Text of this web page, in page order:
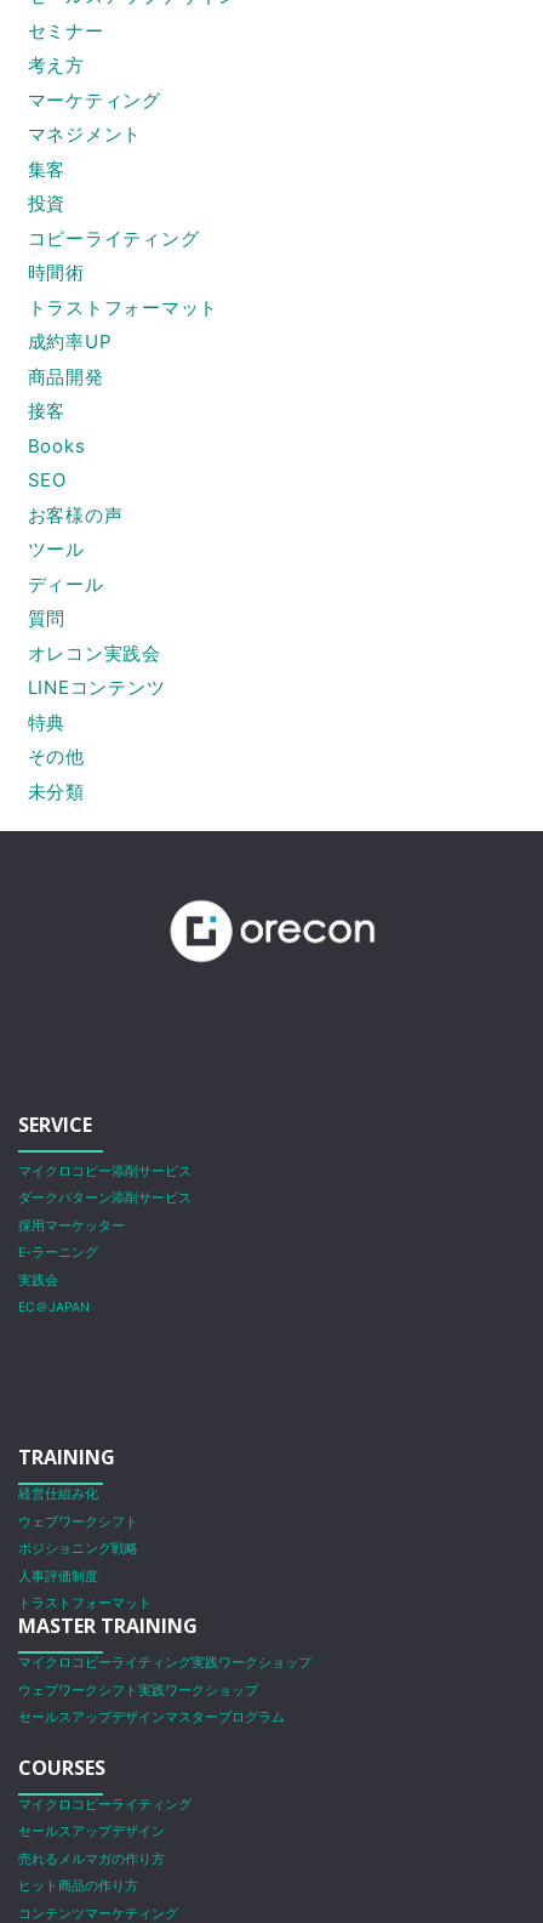
セミナー
考え方
マーケティング
マネジメント
集客
投資
コピーライティング
時間術
トラストフォーマット
成約率UP
商品開発
接客
Books
SEO
お客様の声
ツール
ディール
質問
オレコン実践会
LINEコンテンツ
特典
その他
未分類
SERVICE
マイクロコピー添削サービス
ダークパターン添削サービス
採用マーケッター
E-ラーニング
実践会
EC＠JAPAN
TRAINING
経営仕組み化
ウェブワークシフト
ポジショニング戦略
人事評価制度
トラストフォーマット
MASTER TRAINING
マイクロコピーライティング実践ワークショップ
ウェブワークシフト実践ワークショップ
セールスアップデザインマスタープログラム
COURSES
マイクロコピーライティング
セールスアップデザイン
売れるメルマガの作り方
ヒット商品の作り方
コンテンツマーケティング